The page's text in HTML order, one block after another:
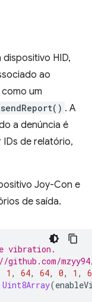
dispositivo HID,
ao
um
. A
a denúncia é
IDs de relatório,
Joy-Con e
de saída.
vibration.
1 , 64, 64, 0, 1 ,
Uint8Array(